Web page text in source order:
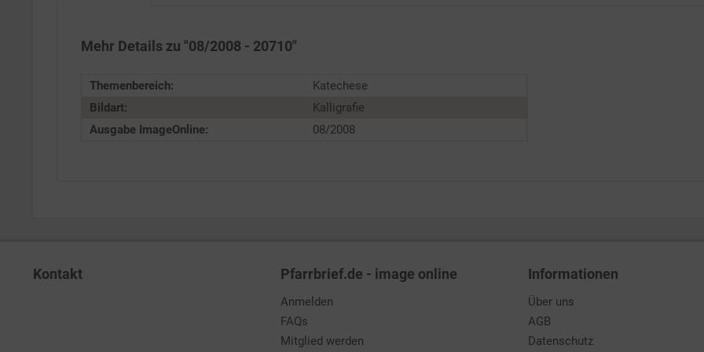
Mehr Details zu "08/2008 - 20710"
Themenbereich:
Katechese
Bildart:
Kalligrafie
Ausgabe ImageOnline:
08/2008
Kontakt Pfarrbrief.de - image online
Anmelden
FAQs
Mitglied werden
Informationen
Über uns
AGB
Datenschutz
Service